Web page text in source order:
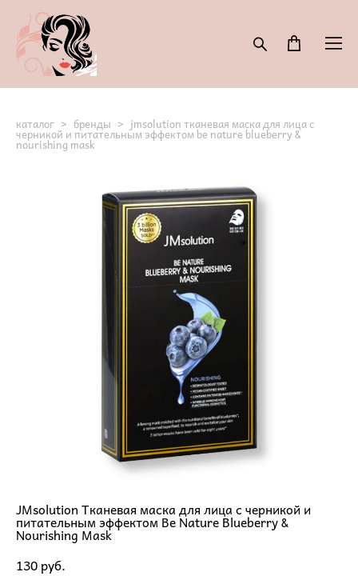
каталог > бренды > jmsolution тканевая маска для лица с
черникой и питательным эффектом be nature blueberry &
nourishing mask
JMsolution Тканевая маска для лица с черникой и
питательным эффектом Be Nature Blueberry &
Nourishing Mask
130 pуб.